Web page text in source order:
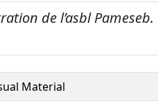
de l’asbl Pameseb.
Material